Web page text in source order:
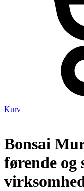
Kurv
Bonsai
førende og